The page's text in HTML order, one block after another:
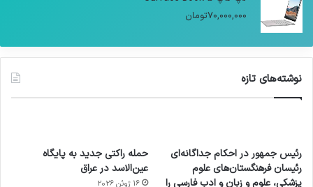
70,000,000تومان
نوشته‌های تازه
رئیس جمهور در احکام جداگانه‌ای
رئیسان فرهنگستان‌های علوم
پزشکی، علوم و زبان و ادب فارسی را
حمله راکتی جدید به پایگاه
عین‌الاسد در عراق
16 ژوئن 2026